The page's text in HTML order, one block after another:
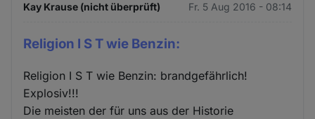
Kay Krause (nicht überprüft) Fr. 5 Aug 2016 - 08:14
Religion I S T wie Benzin:
Religion I S T wie Benzin: brandgefährlich!
Explosiv!!!
Die meisten der für uns aus der Historie